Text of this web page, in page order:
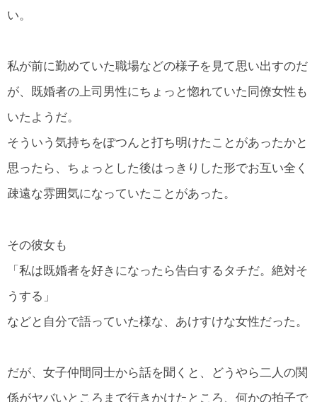
い。
私が前に勤めていた職場などの様子を見て思い出すのだ
が、既婚者の上司男性にちょっと惚れていた同僚女性も
いたようだ。
そういう気持ちをぽつんと打ち明けたことがあったかと
思ったら、ちょっとした後はっきりした形でお互い全く
疎遠な雰囲気になっていたことがあった。
その彼女も
「私は既婚者を好きになったら告白するタチだ。絶対そ
うする」
などと自分で語っていた様な、あけすけな女性だった。
だが、女子仲間同士から話を聞くと、どうやら二人の関
係がヤバいところまで行きかけたところ、何かの拍子で